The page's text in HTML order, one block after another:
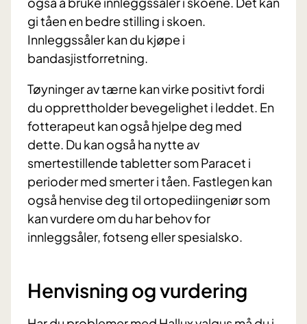
gi tåen en bedre stilling i skoen.
Innleggssåler kan du kjøpe i
bandasjistforretning.
Tøyninger av tærne kan virke positivt fordi
du opprettholder bevegelighet i leddet. En
fotterapeut kan også hjelpe deg med
dette. Du kan også ha nytte av
smertestillende tabletter som Paracet i
perioder med smerter i tåen. Fastlegen kan
også henvise deg til ortopediingeniør som
kan vurdere om du har behov for
innleggsåler, fotseng eller spesialsko.
Henvisning og vurdering